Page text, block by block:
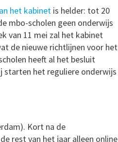
het kabinet is helder: tot 20
mbo-scholen geen onderwijs
van 11 mei zal het kabinet
de nieuwe richtlijnen voor het
heeft al het besluit
starten het reguliere onderwijs
Kort na de
rest van het jaar alleen online